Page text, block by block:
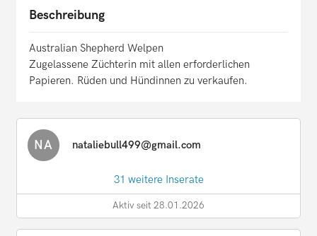
Beschreibung
Australian Shepherd Welpen
Zugelassene Züchterin mit allen erforderlichen
Papieren. Rüden und Hündinnen zu verkaufen.
NA nataliebull499@gmail.com
31 weitere Inserate
Aktiv seit 28.01.2026